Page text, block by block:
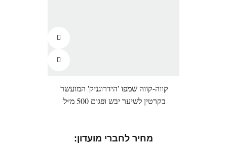
קווה-קווה שמפו 'הידרוגניק' המועשר
בקרטין לשיער יבש ופגום 500 מ״ל
מחיר לחברי מועדון: